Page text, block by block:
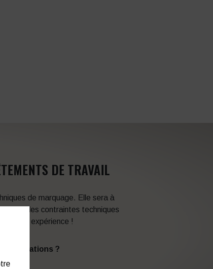
DE TRAVAIL
de marquage. Elle sera à
des contraintes techniques
de son expérience !
?